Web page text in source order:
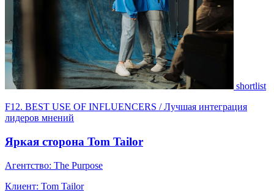
shortlist
F12. BEST USE OF INFLUENCERS / Лучшая интеграция
лидеров мнений
Яркая сторона Tom Tailor
Агентство: The Purpose
Клиент: Tom Tailor